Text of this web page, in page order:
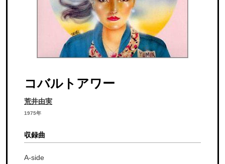
コバルトアワー
荒井由実
1975年
収録曲
A-side